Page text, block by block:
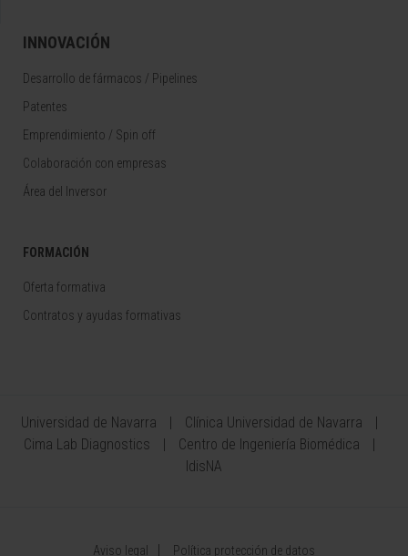
INNOVACIÓN
Desarrollo de fármacos / Pipelines
Patentes
Emprendimiento / Spin off
Colaboración con empresas
Área del Inversor
FORMACIÓN
Oferta formativa
Contratos y ayudas formativas
Universidad de Navarra
Clínica Universidad de Navarra
Cima Lab Diagnostics
Centro de Ingeniería Biomédica
IdisNA
Aviso legal Política protección de datos